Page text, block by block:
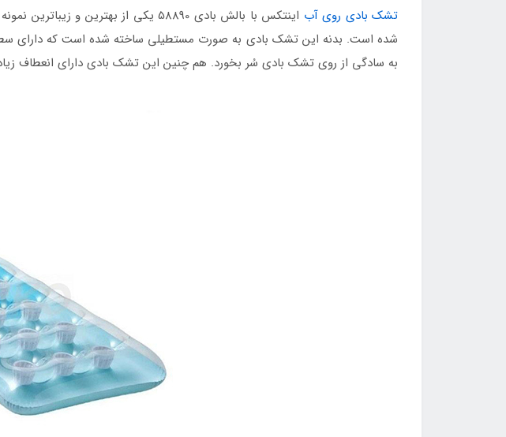
تشک بادی روی آب
اینتکس با بالش بادی 58890 یکی از
شده است. بدنه این تشک بادی به صورت مستطیلی ساخته شده است که
به سادگی از روی تشک بادی سُر بخورد. هم چنین این تشک بادی دارای انعطاف